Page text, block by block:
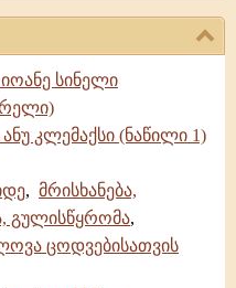
იოანე სინელი
ანუ კლემაქსი (ნაწილი 1)
, მრისხანება,
გულისწყრომა,
ცოდვებისათვის